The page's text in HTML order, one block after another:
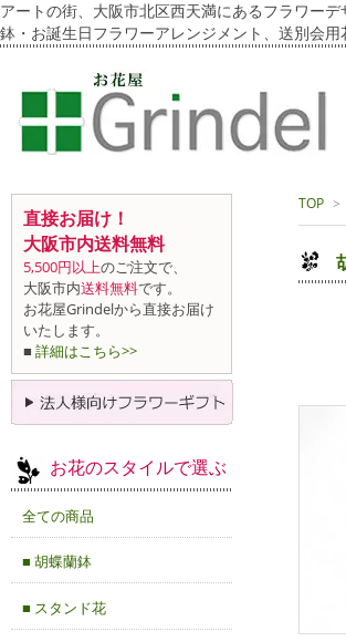
アートの街、大阪市北区西天満にあるフラワー
鉢・お誕生日フラワーアレンジメント、送別会
TOP >
直接お届け！
大阪市内送料無料
5,500円以上のご注文で、
大阪市内送料無料です。
お花屋Grindelから直接お届け
いたします。
■ 詳細はこちら>>
お花のスタイルで選ぶ
全ての商品
■ 胡蝶蘭鉢
■ スタンド花